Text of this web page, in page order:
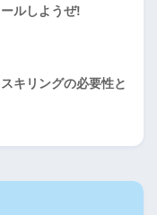
ルしようぜ!
キリングの必要性と